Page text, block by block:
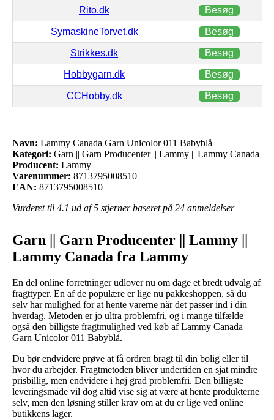
Rito.dk Besøg
SymaskineTorvet.dk Besøg
Strikkes.dk Besøg
Hobbygarn.dk Besøg
CCHobby.dk Besøg
Navn: Lammy Canada Garn Unicolor 011 Babyblå
Kategori: Garn || Garn Producenter || Lammy || Lammy Canada
Producent: Lammy
Varenummer: 8713795008510
EAN: 8713795008510
Vurderet til 4.1 ud af 5 stjerner baseret på 24 anmeldelser
Garn || Garn Producenter || Lammy ||
Lammy Canada fra Lammy
En del online forretninger udlover nu om dage et bredt udvalg af
fragttyper. En af de populære er lige nu pakkeshoppen, så du
selv har mulighed for at hente varerne når det passer ind i din
hverdag. Metoden er jo ultra problemfri, og i mange tilfælde
også den billigste fragtmulighed ved køb af Lammy Canada
Garn Unicolor 011 Babyblå.
Du bør endvidere prøve at få ordren bragt til din bolig eller til
hvor du arbejder. Fragtmetoden bliver undertiden en sjat mindre
prisbillig, men endvidere i høj grad problemfri. Den billigste
leveringsmåde vil dog altid vise sig at være at hente produkterne
selv, men den løsning stiller krav om at du er lige ved online
butikkens lager.